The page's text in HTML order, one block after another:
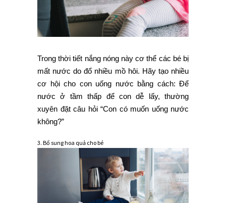
Trong thời tiết nắng nóng này cơ thể các bé bị
mất nước do đổ nhiều mồ hôi. Hãy tạo nhiều
cơ hội cho con uống nước bằng cách: Để
nước ở tầm thấp để con dễ lấy, thường
xuyên đặt câu hỏi “Con có muốn uống nước
không?”
3. Bổ sung hoa quả cho bé